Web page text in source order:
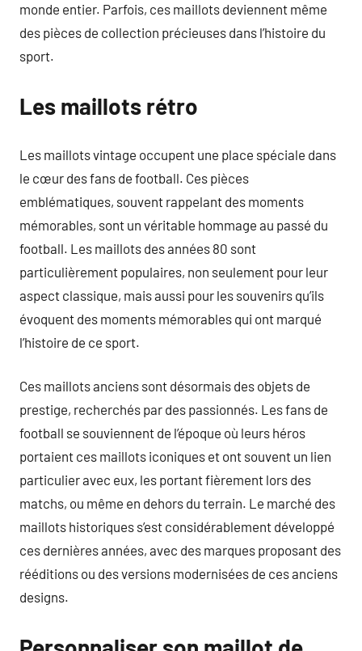
monde entier. Parfois, ces maillots deviennent même
des pièces de collection précieuses dans l’histoire du
sport.
Les maillots rétro
Les maillots vintage occupent une place spéciale dans
le cœur des fans de football. Ces pièces
emblématiques, souvent rappelant des moments
mémorables, sont un véritable hommage au passé du
football. Les maillots des années 80 sont
particulièrement populaires, non seulement pour leur
aspect classique, mais aussi pour les souvenirs qu’ils
évoquent des moments mémorables qui ont marqué
l’histoire de ce sport.
Ces maillots anciens sont désormais des objets de
prestige, recherchés par des passionnés. Les fans de
football se souviennent de l’époque où leurs héros
portaient ces maillots iconiques et ont souvent un lien
particulier avec eux, les portant fièrement lors des
matchs, ou même en dehors du terrain. Le marché des
maillots historiques s’est considérablement développé
ces dernières années, avec des marques proposant des
rééditions ou des versions modernisées de ces anciens
designs.